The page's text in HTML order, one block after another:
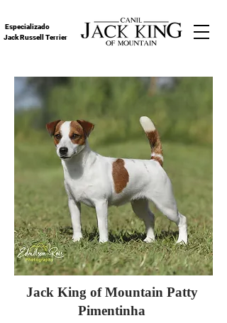
Especializado
Jack Russell Terrier
Jack King of Mountain Patty
Pimentinha